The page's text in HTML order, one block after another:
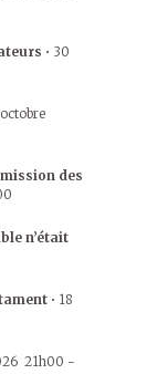
• 30
des
n’était
• 18
21h00 -